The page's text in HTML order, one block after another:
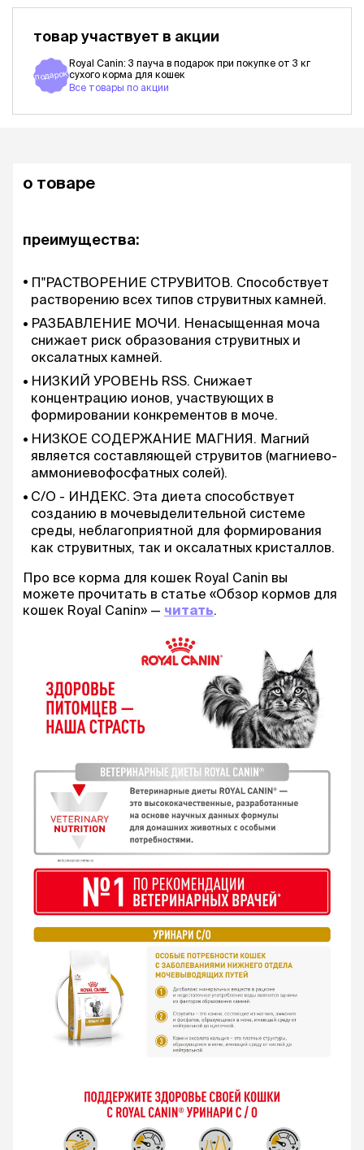
товар участвует в акции
подарок
Royal Canin: 3 пауча в подарок при покупке от 3 кг
сухого корма для кошек
Все товары по акции
о товаре
преимущества:
П"РАСТВОРЕНИЕ СТРУВИТОВ. Способствует
растворению всех типов струвитных камней.
РАЗБАВЛЕНИЕ МОЧИ. Ненасыщенная моча
снижает риск образования струвитных и
оксалатных камней.
НИЗКИЙ УРОВЕНЬ RSS. Снижает
концентрацию ионов, участвующих в
формировании конкрементов в моче.
НИЗКОЕ СОДЕРЖАНИЕ МАГНИЯ. Магний
является составляющей струвитов (магниево-
аммониевофосфатных солей).
С/O - ИНДЕКС. Эта диета способствует
созданию в мочевыделительной системе
среды, неблагоприятной для формирования
как струвитных, так и оксалатных кристаллов.
Про все корма для кошек Royal Canin вы
можете прочитать в статье «Обзор кормов для
кошек Royal Canin» — читать.